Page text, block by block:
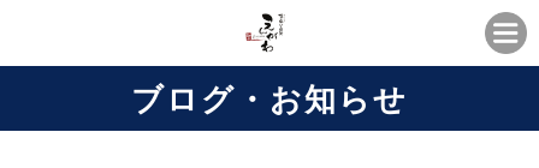
ブログ・お知らせ